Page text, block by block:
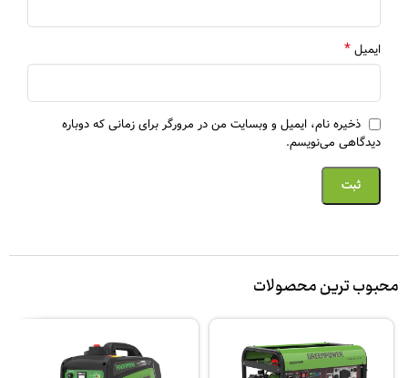
ایمیل*
ذخیره نام، ایمیل و وبسایت من در مرورگر برای زمانی که دوباره
دیدگاهی می‌نویسم.
محبوب ترین محصولات